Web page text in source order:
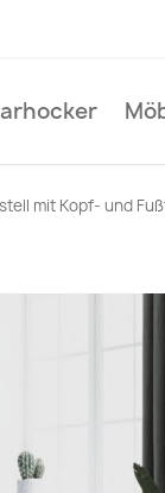
mit Kopf- und